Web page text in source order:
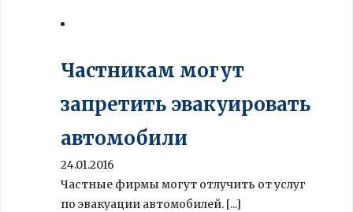
Частникам могут
запретить эвакуировать
автомобили
24.01.2016
Частные фирмы могут отлучить от услуг
по эвакуации автомобилей. [...]